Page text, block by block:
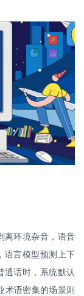
离环境杂音，语音
语言模型预测上下
通话时，系统默认
术语密集的场景则